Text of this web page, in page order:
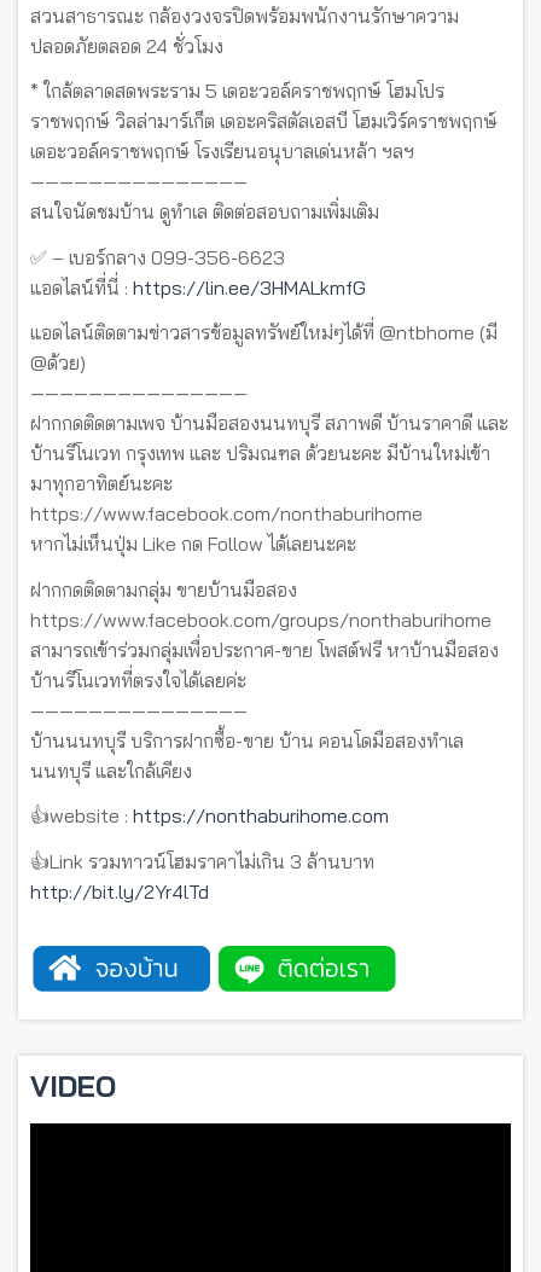
สวนสาธารณะ กล้องวงจรปิดพร้อมพนักงานรักษาความ
ปลอดภัยตลอด 24 ชั่วโมง
* ใกล้ตลาดสดพระราม 5 เดอะวอล์คราชพฤกษ์ โฮมโปร
ราชพฤกษ์ วิลล่ามาร์เก็ต เดอะคริสตัลเอสบี โฮมเวิร์คราชพฤกษ์
เดอะวอล์คราชพฤกษ์ โรงเรียนอนุบาลเด่นหล้า ฯลฯ
———————————————
สนใจนัดชมบ้าน ดูทำเล ติดต่อสอบถามเพิ่มเติม
✅ – เบอร์กลาง 099-356-6623
แอดไลน์ที่นี่ : https://lin.ee/3HMALkmfG
แอดไลน์ติดตามข่าวสารข้อมูลทรัพย์ใหม่ๆได้ที่ @ntbhome (มี
@ด้วย)
———————————————
ฝากกดติดตามเพจ บ้านมือสองนนทบุรี สภาพดี บ้านราคาดี และ
บ้านรีโนเวท กรุงเทพ และ ปริมณฑล ด้วยนะคะ มีบ้านใหม่เข้า
มาทุกอาทิตย์นะคะ
https://www.facebook.com/nonthaburihome
หากไม่เห็นปุ่ม Like กด Follow ได้เลยนะคะ
ฝากกดติดตามกลุ่ม ขายบ้านมือสอง
https://www.facebook.com/groups/nonthaburihome
สามารถเข้าร่วมกลุ่มเพื่อประกาศ-ขาย โพสต์ฟรี หาบ้านมือสอง
บ้านรีโนเวทที่ตรงใจได้เลยค่ะ
———————————————
บ้านนนทบุรี บริการฝากซื้อ-ขาย บ้าน คอนโดมือสองทำเล
นนทบุรี และใกล้เคียง
👍website : https://nonthaburihome.com
👍Link รวมทาวน์โฮมราคาไม่เกิน 3 ล้านบาท
http://bit.ly/2Yr4lTd
VIDEO